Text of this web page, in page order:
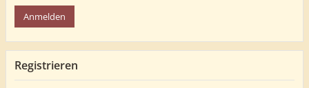
Registrieren